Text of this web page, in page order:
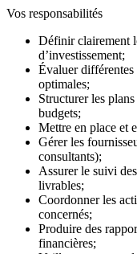
Vos responsabilités
Définir clairement
d’investissement;
Évaluer différentes
optimales;
Structurer les
budgets;
Mettre en place et
Gérer les
consultants);
Assurer le suivi
livrables;
Coordonner les
concernés;
Produire des
financières;